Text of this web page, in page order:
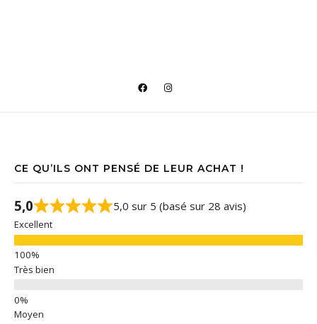
CE QU’ILS ONT PENSÉ DE LEUR ACHAT !
5,0 5,0 sur 5 (basé sur 28 avis)
Excellent
Très bien
Moyen